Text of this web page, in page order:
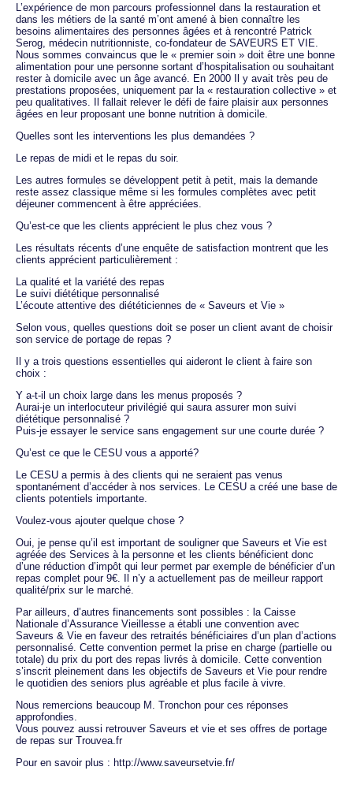
L’expérience de mon parcours professionnel dans la restauration et
dans les métiers de la santé m’ont amené à bien connaître les
besoins alimentaires des personnes âgées et à rencontré Patrick
Serog, médecin nutritionniste, co-fondateur de SAVEURS ET VIE.
Nous sommes convaincus que le « premier soin » doit être une bonne
alimentation pour une personne sortant d’hospitalisation ou souhaitant
rester à domicile avec un âge avancé. En 2000 Il y avait très peu de
prestations proposées, uniquement par la « restauration collective » et
peu qualitatives. Il fallait relever le défi de faire plaisir aux personnes
âgées en leur proposant une bonne nutrition à domicile.
Quelles sont les interventions les plus demandées ?
Le repas de midi et le repas du soir.
Les autres formules se développent petit à petit, mais la demande
reste assez classique même si les formules complètes avec petit
déjeuner commencent à être appréciées.
Qu’est-ce que les clients apprécient le plus chez vous ?
Les résultats récents d’une enquête de satisfaction montrent que les
clients apprécient particulièrement :
La qualité et la variété des repas
Le suivi diététique personnalisé
L’écoute attentive des diététiciennes de « Saveurs et Vie »
Selon vous, quelles questions doit se poser un client avant de choisir
son service de portage de repas ?
Il y a trois questions essentielles qui aideront le client à faire son
choix :
Y a-t-il un choix large dans les menus proposés ?
Aurai-je un interlocuteur privilégié qui saura assurer mon suivi
diététique personnalisé ?
Puis-je essayer le service sans engagement sur une courte durée ?
Qu’est ce que le CESU vous a apporté?
Le CESU a permis à des clients qui ne seraient pas venus
spontanément d’accéder à nos services. Le CESU a créé une base de
clients potentiels importante.
Voulez-vous ajouter quelque chose ?
Oui, je pense qu’il est important de souligner que Saveurs et Vie est
agréée des Services à la personne et les clients bénéficient donc
d’une réduction d’impôt qui leur permet par exemple de bénéficier d’un
repas complet pour 9€. Il n’y a actuellement pas de meilleur rapport
qualité/prix sur le marché.
Par ailleurs, d’autres financements sont possibles : la Caisse
Nationale d’Assurance Vieillesse a établi une convention avec
Saveurs & Vie en faveur des retraités bénéficiaires d’un plan d’actions
personnalisé. Cette convention permet la prise en charge (partielle ou
totale) du prix du port des repas livrés à domicile. Cette convention
s’inscrit pleinement dans les objectifs de Saveurs et Vie pour rendre
le quotidien des seniors plus agréable et plus facile à vivre.
Nous remercions beaucoup M. Tronchon pour ces réponses
approfondies.
Vous pouvez aussi retrouver Saveurs et vie et ses offres de portage
de repas sur Trouvea.fr
Pour en savoir plus : http://www.saveursetvie.fr/